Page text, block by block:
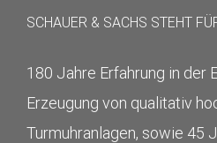
SCHAUER & SACHS STEHT
180 Jahre Erfahrung in der
Erzeugung von qualitativ
Turmuhranlagen, sowie 45